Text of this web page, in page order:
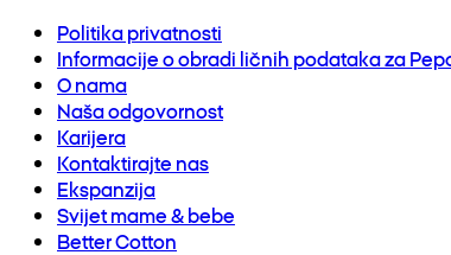
Politika privatnosti
Informacije o obradi ličnih podataka za
O nama
Naša odgovornost
Karijera
Kontaktirajte nas
Ekspanzija
Svijet mame & bebe
Better Cotton